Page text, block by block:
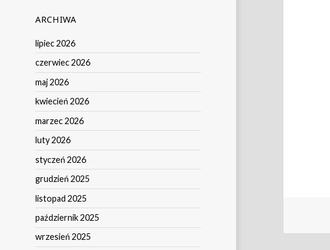
ARCHIWA
lipiec 2026
czerwiec 2026
maj 2026
kwiecień 2026
marzec 2026
luty 2026
styczeń 2026
grudzień 2025
listopad 2025
październik 2025
wrzesień 2025